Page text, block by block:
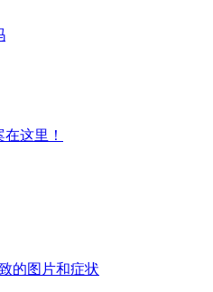
这里！
的图片和症状